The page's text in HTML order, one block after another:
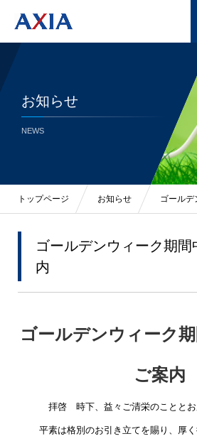
お知らせ
NEWS
トップページ お知らせ ゴールデ
ゴールデンウィーク期
内
ゴールデンウィーク
ご案内
拝啓 時下、益々ご清栄のこととお
平素は格別のお引き立てを賜り、厚く
太陽光発電
LED照明
会社概要